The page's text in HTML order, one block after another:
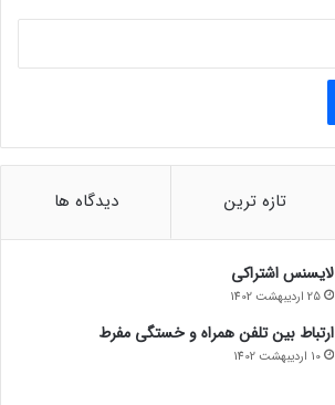
تازه ترین دیدگاه ها
لایسنس اشتراکی
25 اردیبهشت 1402
ارتباط بین تلفن همراه و خستگی مفرط
10 اردیبهشت 1402